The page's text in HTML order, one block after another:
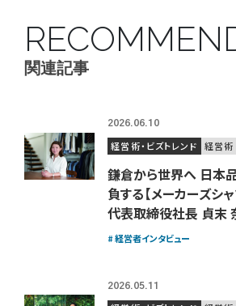
関連記事
2026.06.10
経営術・ビズトレンド 経営術
鎌倉から世界へ 日本
負する【メーカーズシ
代表取締役社長 貞末
経営者インタビュー
2026.05.11